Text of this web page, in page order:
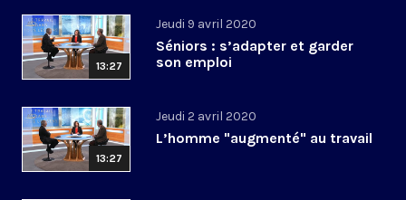
13:27
Jeudi 9 avril 2020
Séniors : s’adapter et garder
son emploi
13:27
Jeudi 2 avril 2020
L’homme "augmenté" au travail